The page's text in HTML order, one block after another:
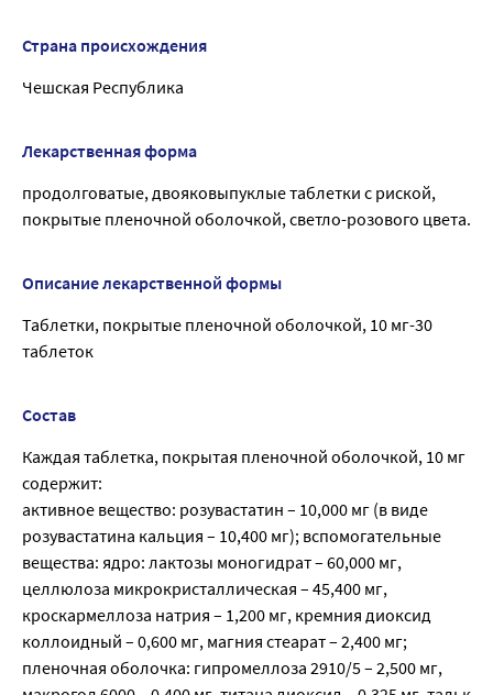
Страна происхождения
Чешская Республика
Лекарственная форма
продолговатые, двояковыпуклые таблетки с риской,
покрытые пленочной оболочкой, светло-розового цвета.
Описание лекарственной формы
Таблетки, покрытые пленочной оболочкой, 10 мг-30
таблеток
Состав
Каждая таблетка, покрытая пленочной оболочкой, 10 мг
содержит:
активное вещество: розувастатин – 10,000 мг (в виде
розувастатина кальция – 10,400 мг); вспомогательные
вещества: ядро: лактозы моногидрат – 60,000 мг,
целлюлоза микрокристаллическая – 45,400 мг,
кроскармеллоза натрия – 1,200 мг, кремния диоксид
коллоидный – 0,600 мг, магния стеарат – 2,400 мг;
пленочная оболочка: гипромеллоза 2910/5 – 2,500 мг,